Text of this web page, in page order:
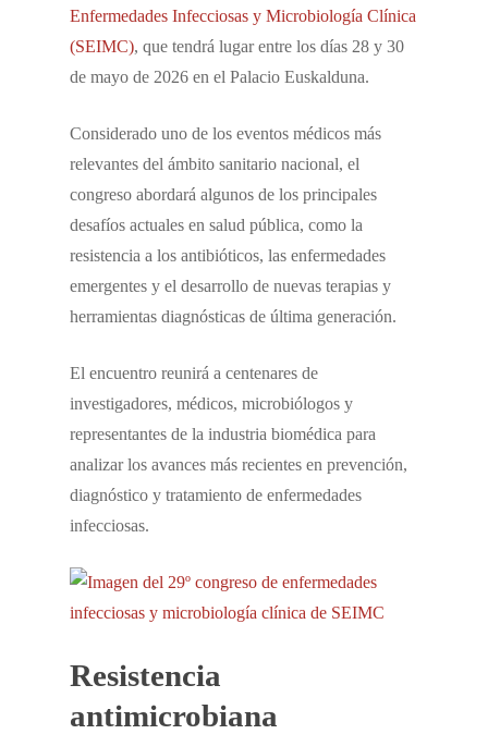
Enfermedades Infecciosas y Microbiología Clínica
(SEIMC), que tendrá lugar entre los días 28 y 30
de mayo de 2026 en el Palacio Euskalduna.
Considerado uno de los eventos médicos más
relevantes del ámbito sanitario nacional, el
congreso abordará algunos de los principales
desafíos actuales en salud pública, como la
resistencia a los antibióticos, las enfermedades
emergentes y el desarrollo de nuevas terapias y
herramientas diagnósticas de última generación.
El encuentro reunirá a centenares de
investigadores, médicos, microbiólogos y
representantes de la industria biomédica para
analizar los avances más recientes en prevención,
diagnóstico y tratamiento de enfermedades
infecciosas.
Resistencia
antimicrobiana